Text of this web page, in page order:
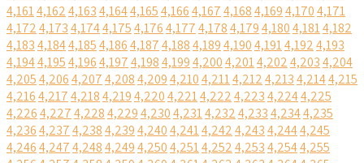
4,1614,1624,1634,1644,1654,1664,1674,1684,1694,1704,171
4,1724,1734,1744,1754,1764,1774,1784,1794,1804,1814,182
4,1834,1844,1854,1864,1874,1884,1894,1904,1914,1924,193
4,1944,1954,1964,1974,1984,1994,2004,2014,2024,2034,204
4,2054,2064,2074,2084,2094,2104,2114,2124,2134,2144,215
4,2164,2174,2184,2194,2204,2214,2224,2234,2244,225
4,2264,2274,2284,2294,2304,2314,2324,2334,2344,235
4,2364,2374,2384,2394,2404,2414,2424,2434,2444,245
4,2464,2474,2484,2494,2504,2514,2524,2534,2544,255